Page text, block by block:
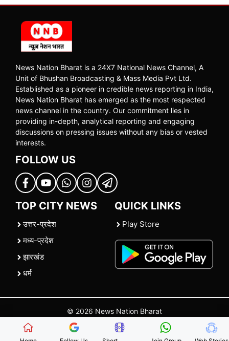
News Nation Bharat is a 24X7 National News Channel, A
Unit of Bhushan Broadcasting & Mass Media Pvt Ltd.
Established as a pioneer in credible news reporting in India,
News Nation Bharat has emerged as the most respected
news channel in the country. Our commitment lies in
providing in-depth, analytical reporting and engaging
discussions on pressing issues without any bias or vested
interests.
FOLLOW US
TOP CITY NEWS
उत्तर-प्रदेश
मध्य-प्रदेश
झारखंड
धर्म
QUICK LINKS
Play Store
© 2026 News Nation Bharat
Home| |Contact Us |Policies Terms and Conditions